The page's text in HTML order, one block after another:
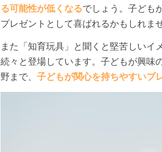
る可能性が低くなるでしょう。子ども
プレゼントとして喜ばれるかもしれませ
また「知育玩具」と聞くと堅苦しいイ
続々と登場しています。子どもが興味
野まで、 子どもが関心を持ちやすいプ